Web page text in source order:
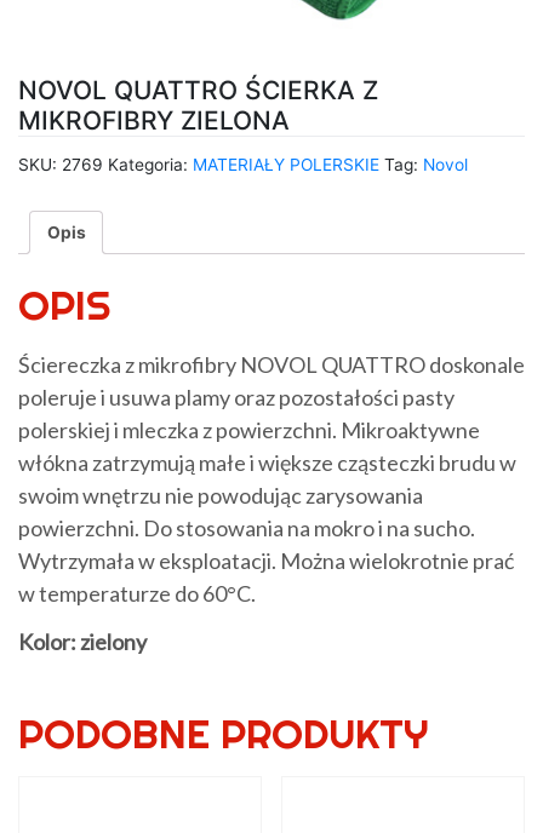
NOVOL QUATTRO ŚCIERKA Z
MIKROFIBRY ZIELONA
SKU: 2769 Kategoria: MATERIAŁY POLERSKIE Tag: Novol
Opis
OPIS
Ściereczka z mikrofibry NOVOL QUATTRO doskonale
poleruje i usuwa plamy oraz pozostałości pasty
polerskiej i mleczka z powierzchni. Mikroaktywne
włókna zatrzymują małe i większe cząsteczki brudu w
swoim wnętrzu nie powodując zarysowania
powierzchni. Do stosowania na mokro i na sucho.
Wytrzymała w eksploatacji. Można wielokrotnie prać
w temperaturze do 60°C.
Kolor: zielony
PODOBNE PRODUKTY